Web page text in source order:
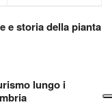
e storia della pianta
lungo i